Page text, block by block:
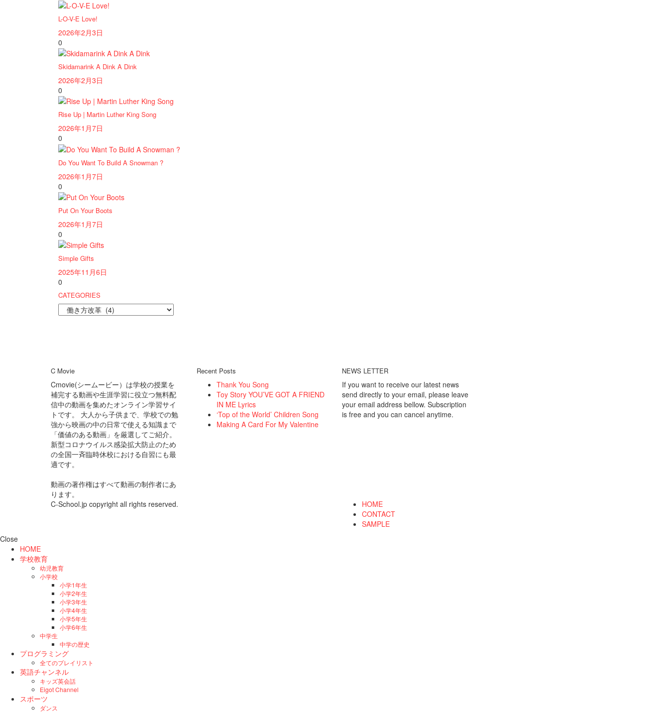
L-O-V-E Love!
2026年2月3日
0
Skidamarink A Dink A Dink
2026年2月3日
0
Rise Up | Martin Luther King Song
2026年1月7日
0
Do You Want To Build A Snowman ?
2026年1月7日
0
Put On Your Boots
2026年1月7日
0
Simple Gifts
2025年11月6日
0
CATEGORIES
CATEGORIES
C Movie
Cmovie(シームービー）は学校の授業を
補完する動画や生涯学習に役立つ無料配
信中の動画を集めたオンライン学習サイ
トです。 大人から子供まで、学校での勉
強から映画の中の日常で使える知識まで
「価値のある動画」を厳選してご紹介。
新型コロナウイルス感染拡大防止のため
の全国一斉臨時休校における自習にも最
適です。
動画の著作権はすべて動画の制作者にあ
ります。
Recent Posts
Thank You Song
Toy Story YOU’VE GOT A FRIEND
IN ME Lyrics
‘Top of the World’ Children Song
Making A Card For My Valentine
NEWS LETTER
If you want to receive our latest news
send directly to your email, please leave
your email address bellow. Subscription
is free and you can cancel anytime.
C-School.jp copyright all rights reserved.
HOME
CONTACT
SAMPLE
Close
HOME
学校教育
幼児教育
小学校
小学1年生
小学2年生
小学3年生
小学4年生
小学5年生
小学6年生
中学生
中学の歴史
プログラミング
全てのプレイリスト
英語チャンネル
キッズ英会話
Eigot Channel
スポーツ
ダンス